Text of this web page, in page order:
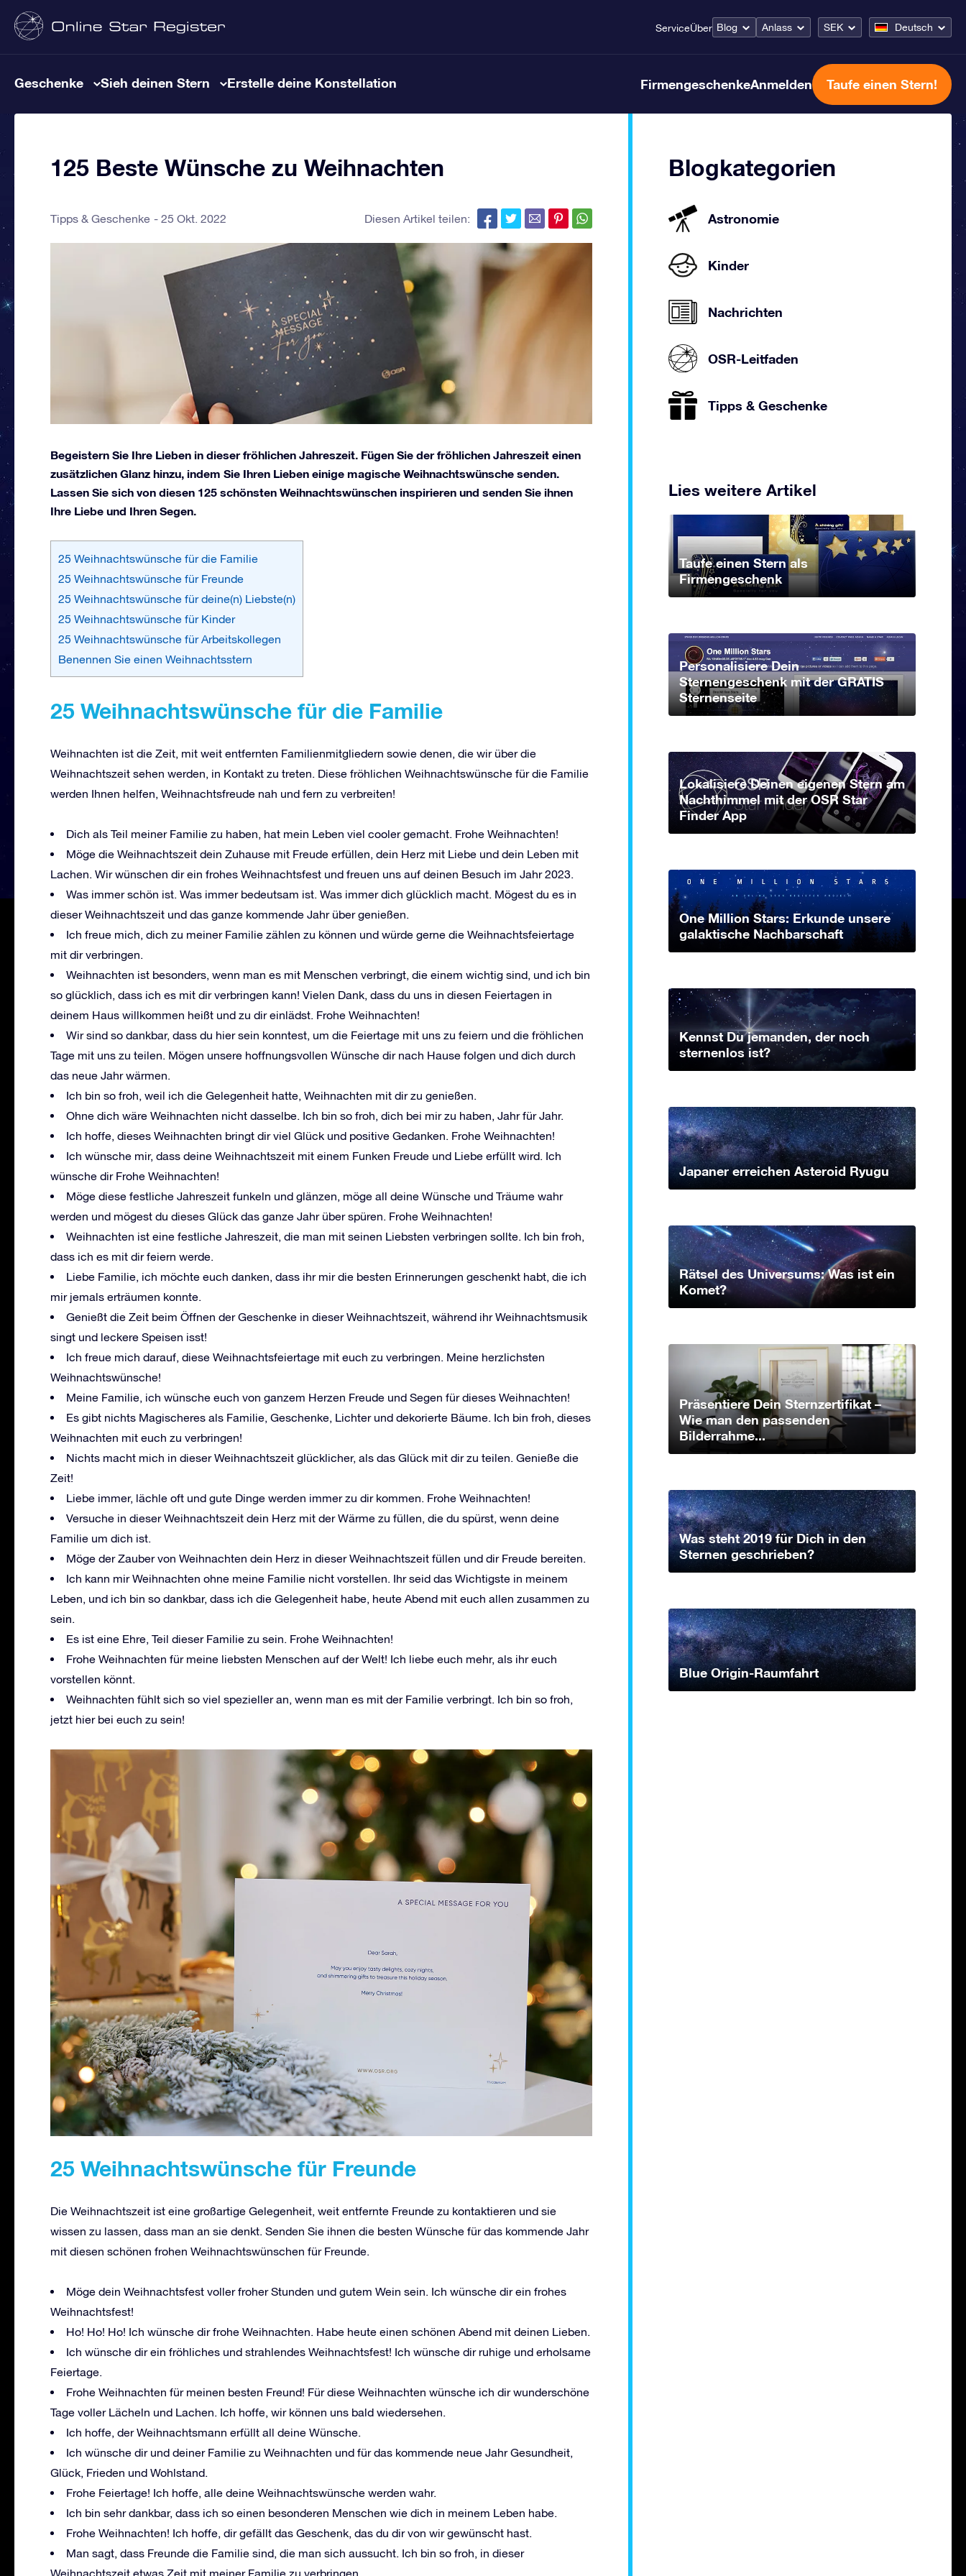
ServiceÜber Blog Anlass SEK Deutsch
Geschenke Sieh deinen Stern Erstelle deine Konstellation FirmengeschenkeAnmelden Taufe einen Stern!
125 Beste Wünsche zu Weihnachten
Tipps & Geschenke 25 Okt. 2022 Diesen Artikel teilen:
Begeistern Sie Ihre Lieben in dieser fröhlichen Jahreszeit. Fügen Sie der fröhlichen Jahreszeit einen
zusätzlichen Glanz hinzu, indem Sie Ihren Lieben einige magische Weihnachtswünsche senden.
Lassen Sie sich von diesen 125 schönsten Weihnachtswünschen inspirieren und senden Sie ihnen
Ihre Liebe und Ihren Segen.
25 Weihnachtswünsche für die Familie
25 Weihnachtswünsche für Freunde
25 Weihnachtswünsche für deine(n) Liebste(n)
25 Weihnachtswünsche für Kinder
25 Weihnachtswünsche für Arbeitskollegen
Benennen Sie einen Weihnachtsstern
25 Weihnachtswünsche für die Familie
Weihnachten ist die Zeit, mit weit entfernten Familienmitgliedern sowie denen, die wir über die
Weihnachtszeit sehen werden, in Kontakt zu treten. Diese fröhlichen Weihnachtswünsche für die Familie
werden Ihnen helfen, Weihnachtsfreude nah und fern zu verbreiten!
Dich als Teil meiner Familie zu haben, hat mein Leben viel cooler gemacht. Frohe Weihnachten!
Möge die Weihnachtszeit dein Zuhause mit Freude erfüllen, dein Herz mit Liebe und dein Leben mit
Lachen. Wir wünschen dir ein frohes Weihnachtsfest und freuen uns auf deinen Besuch im Jahr 2023.
Was immer schön ist. Was immer bedeutsam ist. Was immer dich glücklich macht. Mögest du es in
dieser Weihnachtszeit und das ganze kommende Jahr über genießen.
Ich freue mich, dich zu meiner Familie zählen zu können und würde gerne die Weihnachtsfeiertage
mit dir verbringen.
Weihnachten ist besonders, wenn man es mit Menschen verbringt, die einem wichtig sind, und ich bin
so glücklich, dass ich es mit dir verbringen kann! Vielen Dank, dass du uns in diesen Feiertagen in
deinem Haus willkommen heißt und zu dir einlädst. Frohe Weihnachten!
Wir sind so dankbar, dass du hier sein konntest, um die Feiertage mit uns zu feiern und die fröhlichen
Tage mit uns zu teilen. Mögen unsere hoffnungsvollen Wünsche dir nach Hause folgen und dich durch
das neue Jahr wärmen.
Ich bin so froh, weil ich die Gelegenheit hatte, Weihnachten mit dir zu genießen.
Ohne dich wäre Weihnachten nicht dasselbe. Ich bin so froh, dich bei mir zu haben, Jahr für Jahr.
Ich hoffe, dieses Weihnachten bringt dir viel Glück und positive Gedanken. Frohe Weihnachten!
Ich wünsche mir, dass deine Weihnachtszeit mit einem Funken Freude und Liebe erfüllt wird. Ich
wünsche dir Frohe Weihnachten!
Möge diese festliche Jahreszeit funkeln und glänzen, möge all deine Wünsche und Träume wahr
werden und mögest du dieses Glück das ganze Jahr über spüren. Frohe Weihnachten!
Weihnachten ist eine festliche Jahreszeit, die man mit seinen Liebsten verbringen sollte. Ich bin froh,
dass ich es mit dir feiern werde.
Liebe Familie, ich möchte euch danken, dass ihr mir die besten Erinnerungen geschenkt habt, die ich
mir jemals erträumen konnte.
Genießt die Zeit beim Öffnen der Geschenke in dieser Weihnachtszeit, während ihr Weihnachtsmusik
singt und leckere Speisen isst!
Ich freue mich darauf, diese Weihnachtsfeiertage mit euch zu verbringen. Meine herzlichsten
Weihnachtswünsche!
Meine Familie, ich wünsche euch von ganzem Herzen Freude und Segen für dieses Weihnachten!
Es gibt nichts Magischeres als Familie, Geschenke, Lichter und dekorierte Bäume. Ich bin froh, dieses
Weihnachten mit euch zu verbringen!
Nichts macht mich in dieser Weihnachtszeit glücklicher, als das Glück mit dir zu teilen. Genieße die
Zeit!
Liebe immer, lächle oft und gute Dinge werden immer zu dir kommen. Frohe Weihnachten!
Versuche in dieser Weihnachtszeit dein Herz mit der Wärme zu füllen, die du spürst, wenn deine
Familie um dich ist.
Möge der Zauber von Weihnachten dein Herz in dieser Weihnachtszeit füllen und dir Freude bereiten.
Ich kann mir Weihnachten ohne meine Familie nicht vorstellen. Ihr seid das Wichtigste in meinem
Leben, und ich bin so dankbar, dass ich die Gelegenheit habe, heute Abend mit euch allen zusammen zu
sein.
Es ist eine Ehre, Teil dieser Familie zu sein. Frohe Weihnachten!
Frohe Weihnachten für meine liebsten Menschen auf der Welt! Ich liebe euch mehr, als ihr euch
vorstellen könnt.
Weihnachten fühlt sich so viel spezieller an, wenn man es mit der Familie verbringt. Ich bin so froh,
jetzt hier bei euch zu sein!
25 Weihnachtswünsche für Freunde
Die Weihnachtszeit ist eine großartige Gelegenheit, weit entfernte Freunde zu kontaktieren und sie
wissen zu lassen, dass man an sie denkt. Senden Sie ihnen die besten Wünsche für das kommende Jahr
mit diesen schönen frohen Weihnachtswünschen für Freunde.
Möge dein Weihnachtsfest voller froher Stunden und gutem Wein sein. Ich wünsche dir ein frohes
Weihnachtsfest!
Ho! Ho! Ho! Ich wünsche dir frohe Weihnachten. Habe heute einen schönen Abend mit deinen Lieben.
Ich wünsche dir ein fröhliches und strahlendes Weihnachtsfest! Ich wünsche dir ruhige und erholsame
Feiertage.
Frohe Weihnachten für meinen besten Freund! Für diese Weihnachten wünsche ich dir wunderschöne
Tage voller Lächeln und Lachen. Ich hoffe, wir können uns bald wiedersehen.
Ich hoffe, der Weihnachtsmann erfüllt all deine Wünsche.
Ich wünsche dir und deiner Familie zu Weihnachten und für das kommende neue Jahr Gesundheit,
Glück, Frieden und Wohlstand.
Frohe Feiertage! Ich hoffe, alle deine Weihnachtswünsche werden wahr.
Ich bin sehr dankbar, dass ich so einen besonderen Menschen wie dich in meinem Leben habe.
Frohe Weihnachten! Ich hoffe, dir gefällt das Geschenk, das du dir von wir gewünscht hast.
Man sagt, dass Freunde die Familie sind, die man sich aussucht. Ich bin so froh, in dieser
Weihnachtszeit etwas Zeit mit meiner Familie zu verbringen.
Blogkategorien
Astronomie
Kinder
Nachrichten
OSR-Leitfaden
Tipps & Geschenke
Lies weitere Artikel
Taufe einen Stern als
Firmengeschenk
Personalisiere Dein
Sternengeschenk mit der GRATIS
Sternenseite
Lokalisiere Deinen eigenen Stern am
Nachthimmel mit der OSR Star
Finder App
One Million Stars: Erkunde unsere
galaktische Nachbarschaft
Kennst Du jemanden, der noch
sternenlos ist?
Japaner erreichen Asteroid Ryugu
Rätsel des Universums: Was ist ein
Komet?
Präsentiere Dein Sternzertifikat –
Wie man den passenden
Bilderrahme...
Was steht 2019 für Dich in den
Sternen geschrieben?
Blue Origin-Raumfahrt